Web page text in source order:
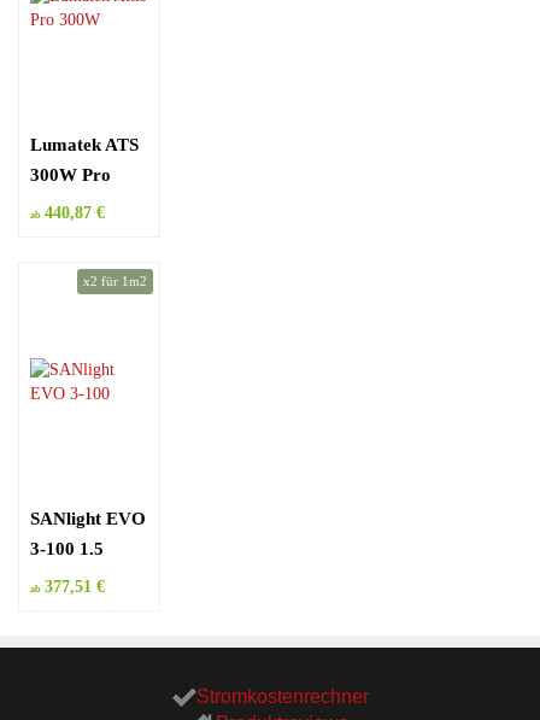
Lumatek ATS
300W Pro
ab 440,87 €
x2 für 1m2
SANlight EVO
3-100 1.5
ab 377,51 €
Stromkostenrechner